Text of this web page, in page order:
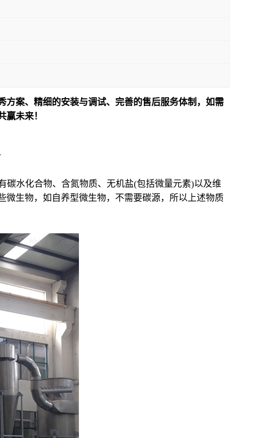
案、精细的安装与调试、完善的售后服务体制，如需
未来！
碳水化合物、含氮物质、无机盐(包括微量元素)以及维
生物，如自养型微生物，不需要碳源，所以上述物质